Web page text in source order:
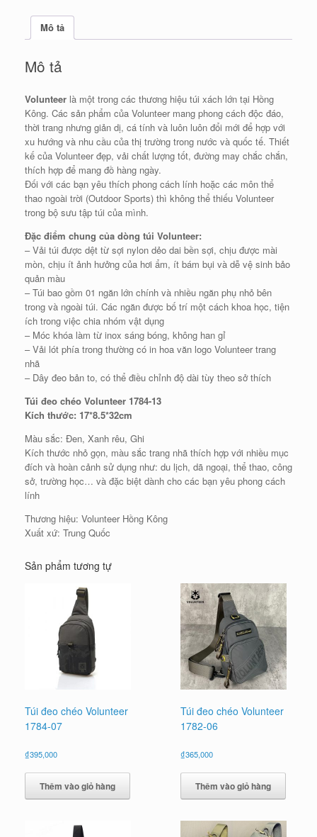
Mô tả
Mô tả
Volunteer là một trong các thương hiệu túi xách lớn tại Hồng
Kông. Các sản phẩm của Volunteer mang phong cách độc đáo,
thời trang nhưng giản dị, cá tính và luôn luôn đổi mới để hợp với
xu hướng và nhu cầu của thị trường trong nước và quốc tế. Thiết
kế của Volunteer đẹp, vải chất lượng tốt, đường may chắc chắn,
thích hợp để mang đồ hàng ngày.
Đối với các bạn yêu thích phong cách lính hoặc các môn thể
thao ngoài trời (Outdoor Sports) thì không thể thiếu Volunteer
trong bộ sưu tập túi của mình.
Đặc điểm chung của dòng túi Volunteer:
– Vải túi được dệt từ sợi nylon dẻo dai bền sợi, chịu được mài
mòn, chịu ít ảnh hưởng của hơi ẩm, ít bám bụi và dễ vệ sinh bảo
quản màu
– Túi bao gồm 01 ngăn lớn chính và nhiều ngăn phụ nhỏ bên
trong và ngoài túi. Các ngăn được bố trí một cách khoa học, tiện
ích trong việc chia nhóm vật dụng
– Móc khóa làm từ inox sáng bóng, không han gỉ
– Vải lót phía trong thường có in hoa văn logo Volunteer trang
nhã
– Dây đeo bản to, có thể điều chỉnh độ dài tùy theo sở thích
Túi đeo chéo Volunteer 1784-13
Kích thước: 17*8.5*32cm
Màu sắc: Đen, Xanh rêu, Ghi
Kích thước nhỏ gọn, màu sắc trang nhã thích hợp với nhiều mục
đích và hoàn cảnh sử dụng như: du lịch, dã ngoại, thể thao, công
sở, trường học… và đặc biệt dành cho các bạn yêu phong cách
lính
Thương hiệu: Volunteer Hồng Kông
Xuất xứ: Trung Quốc
Sản phẩm tương tự
Túi đeo chéo Volunteer
1784-07
₫395,000
Thêm vào giỏ hàng
Túi đeo chéo Volunteer
1782-06
₫365,000
Thêm vào giỏ hàng